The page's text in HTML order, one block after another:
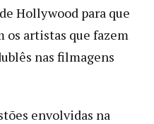
Hollywood para que
os artistas que fazem
nas filmagens
envolvidas na